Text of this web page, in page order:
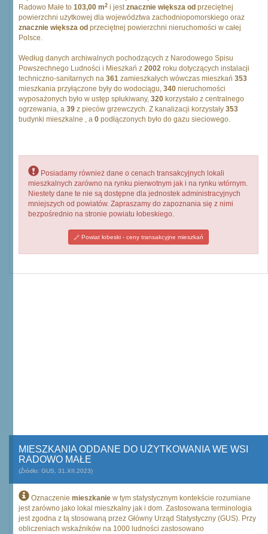
Radowo Małe to 103,00 m2 i jestznacznie większa od przeciętnej
powierzchni użytkowej dla województwa zachodniopomorskiego oraz
znacznie większa od przeciętnej powierzchni nieruchomości w całej
Polsce.
Według danych archiwalnych pochodzących z Narodowego Spisu
Powszechnego Ludności i Mieszkań z 2002 roku dotyczących instalacji
techniczno-sanitarnych na 361 zamieszkałych wówczas mieszkań 353
mieszkania przyłączone były do wodociągu, 340 nieruchomości
wyposażonych było w ustęp spłukiwany, 320 korzystało z centralnego
ogrzewania, a 39 z pieców grzewczych. Z kanalizacji korzystały 353
budynki mieszkalne , a 0 podłączonych było do gazu sieciowego.
Posiadamy również dane o cenach transakcyjnych lokali
mieszkalnych zarówno na rynku pierwotnym jak i na rynku wtórnym.
Niestety dane te nie są dostępne dla jednostek administracyjnych
mniejszych od powiatów. Zapraszamy do zapoznania się z nimi
bezpośrednio na stronie powiatu łobeskiego.
Powiat łobeski - ceny transakcyjne mieszkań
MIESZKANIA ODDANE DO UŻYTKOWANIA WE WSI
RADOWO MAŁE
(Źródło: GUS, 31.XII.2023)
Oznaczenie mieszkanie w tym statystycznym kontekście rozumiane
jest zarówno jako lokal mieszkalny jak i dom. Zastosowana terminologia
jest zgodna z tą stosowaną przez Główny Urząd Statystyczny (GUS). Przy
obliczeniach wskaźników na 1000 ludności zastosowano